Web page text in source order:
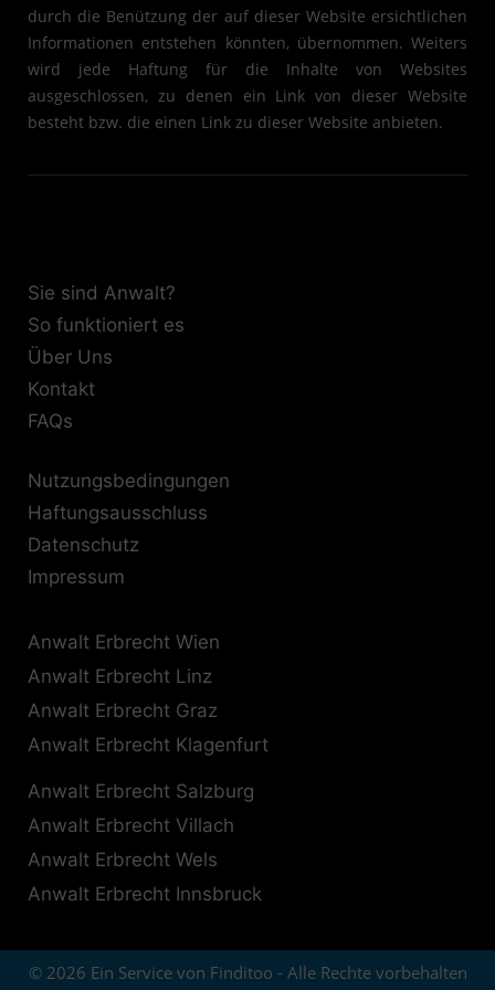
durch die Benützung der auf dieser Website ersichtlichen
Informationen entstehen könnten, übernommen. Weiters
wird jede Haftung für die Inhalte von Websites
ausgeschlossen, zu denen ein Link von dieser Website
besteht bzw. die einen Link zu dieser Website anbieten.
Sie sind Anwalt?
So funktioniert es
Über Uns
Kontakt
FAQs
Nutzungsbedingungen
Haftungsausschluss
Datenschutz
Impressum
Anwalt Erbrecht Wien
Anwalt Erbrecht Linz
Anwalt Erbrecht Graz
Anwalt Erbrecht Klagenfurt
Anwalt Erbrecht Salzburg
Anwalt Erbrecht Villach
Anwalt Erbrecht Wels
Anwalt Erbrecht Innsbruck
© 2026 Ein Service von Finditoo - Alle Rechte vorbehalten